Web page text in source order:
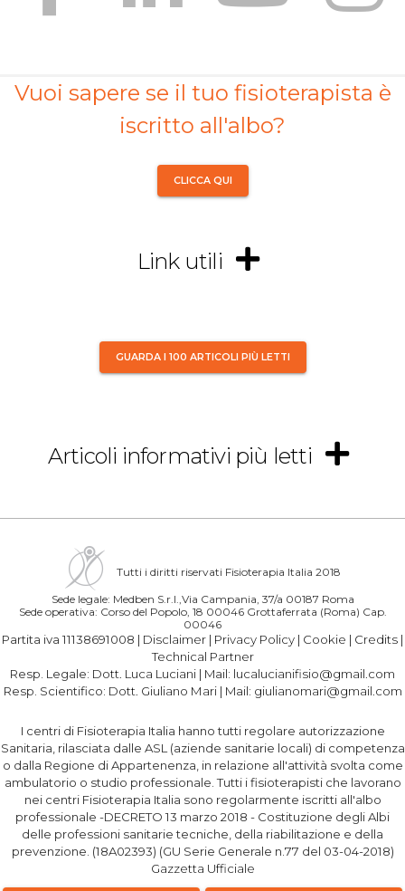
Vuoi sapere se il tuo fisioterapista è
iscritto all'albo?
CLICCA QUI
Link utili
GUARDA I 100 ARTICOLI PIÙ LETTI
Articoli informativi più letti
Tutti i diritti riservati Fisioterapia Italia 2018
Sede legale: Medben S.r.l.,Via Campania, 37/a 00187 Roma
Sede operativa: Corso del Popolo, 18 00046 Grottaferrata (Roma) Cap.
00046
Partita iva 11138691008 | Disclaimer | Privacy Policy | Cookie | Credits |
Technical Partner
Resp. Legale: Dott. Luca Luciani | Mail: lucalucianifisio@gmail.com
Resp. Scientifico: Dott. Giuliano Mari| Mail: giulianomari@gmail.com
I centri di Fisioterapia Italia hanno tutti regolare autorizzazione
Sanitaria, rilasciata dalle ASL (aziende sanitarie locali) di competenza
o dalla Regione di Appartenenza, in relazione all'attività svolta come
ambulatorio o studio professionale. Tutti i fisioterapisti che lavorano
nei centri Fisioterapia Italia sono regolarmente iscritti all'albo
professionale -DECRETO 13 marzo 2018 - Costituzione degli Albi
delle professioni sanitarie tecniche, della riabilitazione e della
prevenzione. (18A02393) (GU Serie Generale n.77 del 03-04-2018)
Gazzetta Ufficiale